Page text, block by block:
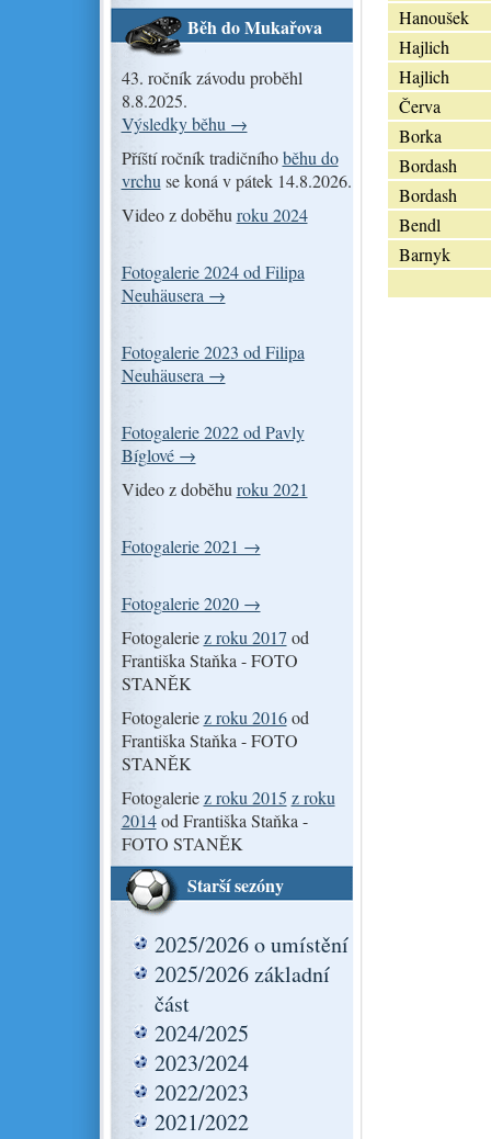
Běh do Mukařova
43. ročník závodu proběhl
8.8.2025.
Výsledky běhu →
Příští ročník tradičníhoběhu do
vrchu se koná v pátek 14.8.2026.
Video z doběhu roku 2024
Fotogalerie 2024 od Filipa
Neuhäusera →
Fotogalerie 2023 od Filipa
Neuhäusera →
Fotogalerie 2022 od Pavly
Bíglové →
Video z doběhu roku 2021
Fotogalerie 2021 →
Fotogalerie 2020 →
Fotogaleriez roku 2017 od
Františka Staňka - FOTO
STANĚK
Fotogaleriez roku 2016od
Františka Staňka - FOTO
STANĚK
Fotogaleriez roku 2015 z roku
2014od Františka Staňka -
FOTO STANĚK
Starší sezóny
2025/2026 o umístění
2025/2026 základní
část
2024/2025
2023/2024
2022/2023
2021/2022
Hanoušek
Hajlich
Hajlich
Červa
Borka
Bordash
Bordash
Bendl
Barnyk